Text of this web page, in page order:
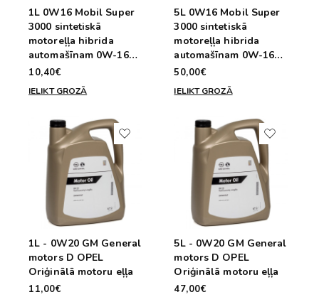
1L 0W16 Mobil Super
3000 sintetiskā
motoreļļa hibrida
automašīnam 0W-16
Hybrid
10,40€
IELIKT GROZĀ
5L 0W16 Mobil Super
3000 sintetiskā
motoreļļa hibrida
automašīnam 0W-16
Hybrid
50,00€
IELIKT GROZĀ
1L - 0W20 GM General
motors D OPEL
Oriģinālā motoru eļļa
11,00€
5L - 0W20 GM General
motors D OPEL
Oriģinālā motoru eļļa
47,00€